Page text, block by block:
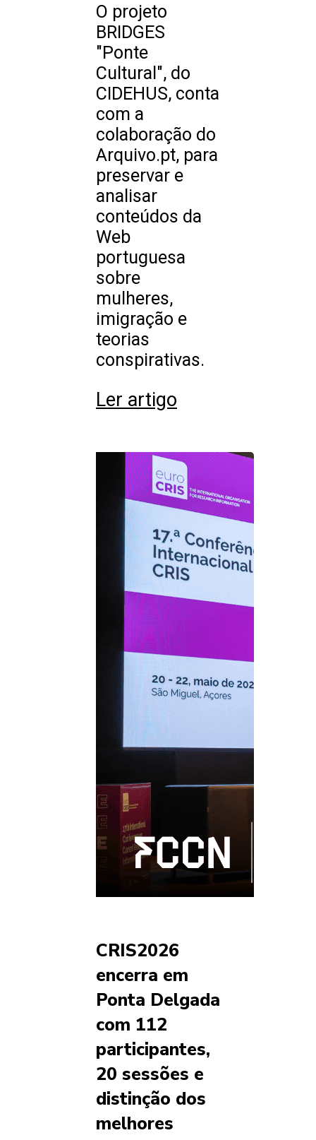
O projeto
BRIDGES
"Ponte
Cultural", do
CIDEHUS, conta
com a
colaboração do
Arquivo.pt, para
preservar e
analisar
conteúdos da
Web
portuguesa
sobre
mulheres,
imigração e
teorias
conspirativas.
Ler artigo
CRIS2026
encerra em
Ponta Delgada
com 112
participantes,
20 sessões e
distinção dos
melhores